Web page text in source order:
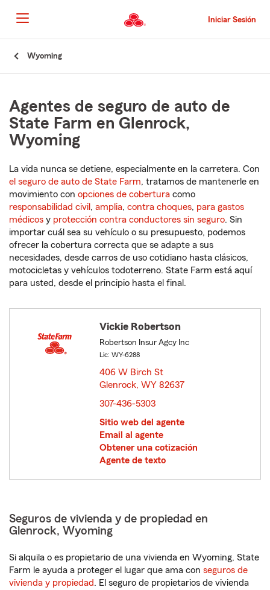
al
contenido
principal
Iniciar Sesión
Wyoming
Agentes de seguro de auto de
State Farm en Glenrock,
Wyoming
La vida nunca se detiene, especialmente en la carretera. Con
el seguro de auto de State Farm, tratamos de mantenerle en
movimiento con opciones de cobertura como
responsabilidad civil , amplia, contra choques, para gastos
médicos y protección contra conductores sin seguro. Sin
importar cuál sea su vehículo o su presupuesto, podemos
ofrecer la cobertura correcta que se adapte a sus
necesidades, desde carros de uso cotidiano hasta clásicos,
motocicletas y vehículos todoterreno. State Farm está aquí
para usted, desde el principio hasta el final.
Vickie Robertson
Robertson Insur Agcy Inc
Lic: WY-6288
406 W Birch St
Glenrock, WY 82637
307-436-5303
Sitio web del agente
Email al agente
Obtener una cotización
Agente de texto
Seguros de vivienda y de propiedad en
Glenrock, Wyoming
Si alquila o es propietario de una vivienda en Wyoming, State
Farm le ayuda a proteger el lugar que ama con seguros de
vivienda y propiedad. El seguro de propietarios de vivienda